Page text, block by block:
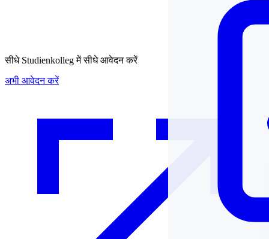
सीधे Studienkolleg में सीधे आवेदन करें
अभी आवेदन करें